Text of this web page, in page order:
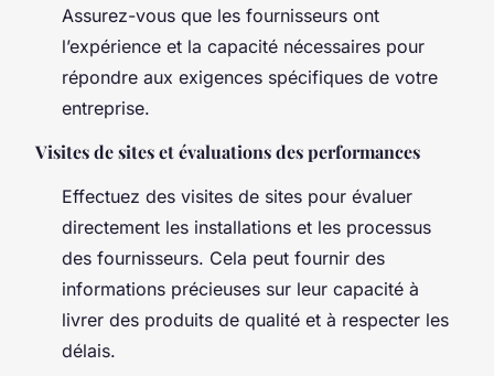
Assurez-vous que les fournisseurs ont
l’expérience et la capacité nécessaires pour
répondre aux exigences spécifiques de votre
entreprise.
Visites de sites et évaluations des performances
Effectuez des visites de sites pour évaluer
directement les installations et les processus
des fournisseurs. Cela peut fournir des
informations précieuses sur leur capacité à
livrer des produits de qualité et à respecter les
délais.